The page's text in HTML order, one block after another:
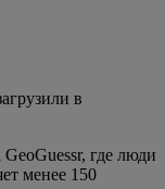
в
где люди
менее 150